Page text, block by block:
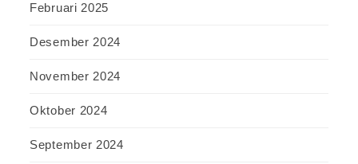
Februari 2025
Desember 2024
November 2024
Oktober 2024
September 2024